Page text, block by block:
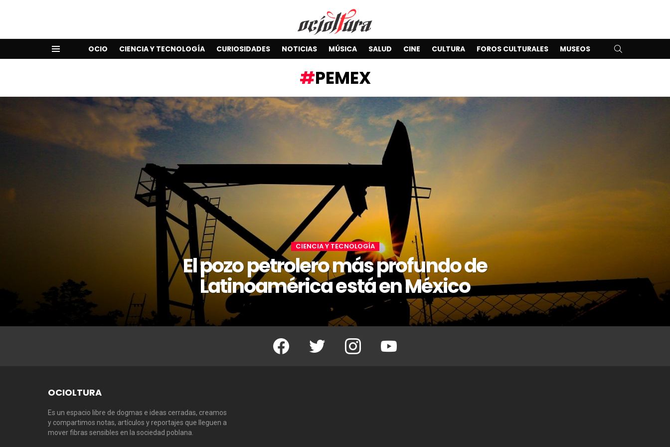
OCIO CIENCIA Y TECNOLOGÍA CURIOSIDADES NOTICIAS MÚSICA SALUD CINE CULTURA FOROS CULTURALES MUSEOS
PEMEX
CIENCIA Y TECNOLOGÍA
El pozo petrolero más profundo de
Latinoamérica está en México
Facebook Twitter Instagram Youtube
OCIOLTURA
Es un espacio libre de dogmas e ideas cerradas, creamos
y compartimos notas, artículos y reportajes que lleguen a
mover fibras sensibles en la sociedad poblana.